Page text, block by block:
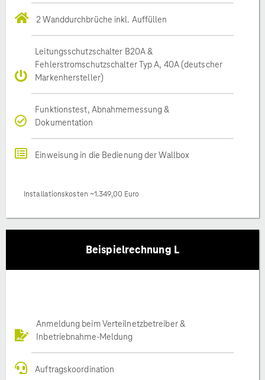
2 Wanddurchbrüche inkl. Auffüllen
Leitungsschutzschalter B20A &
Fehlerstromschutzschalter Typ A, 40A (deutscher
Markenhersteller)
Funktionstest, Abnahmemessung &
Dokumentation
Einweisung in die Bedienung der Wallbox
Installationskosten ~1.349,00 Euro
Beispielrechnung L
Anmeldung beim Verteilnetzbetreiber &
Inbetriebnahme-Meldung
Auftragskoordination